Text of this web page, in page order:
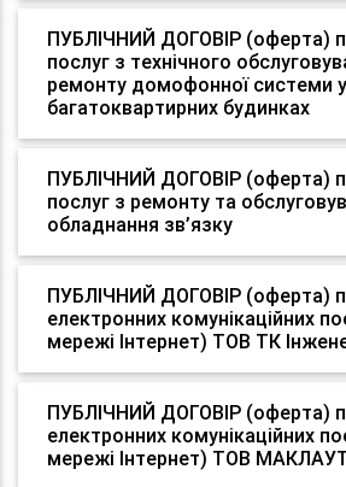
ПУБЛІЧНИЙ ДОГОВІР (оферта)
послуг з технічного
ремонту домофонної системи у
багатоквартирних будинках
ПУБЛІЧНИЙ ДОГОВІР (оферта)
послуг з ремонту та
обладнання зв’язку
ПУБЛІЧНИЙ ДОГОВІР (оферта)
електронних комунікаційних
мережі Інтернет) ТОВ ТК
ПУБЛІЧНИЙ ДОГОВІР (оферта)
електронних комунікаційних
мережі Інтернет) ТОВ